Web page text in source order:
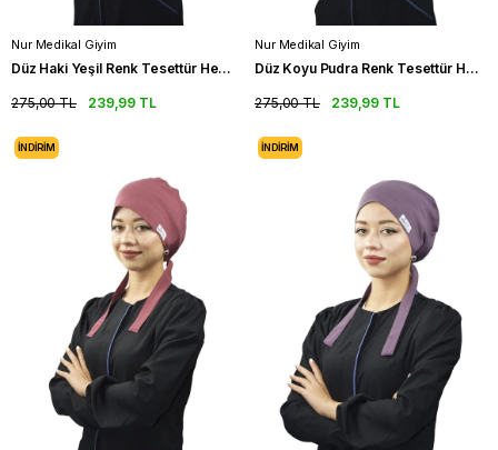
Nur Medikal Giyim
Düz Haki Yeşil Renk Tesettür Hemşire Bonesi Doktor Cerrahi Bone
239,99 TL
275,00 TL
Nur Medikal Giyim
Düz Koyu Pudra Renk Tesettür Hemşire Bonesi Doktor Cerrahi Bone
239,99 TL
275,00 TL
İNDIRIM İNDIRIM